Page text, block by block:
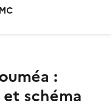
:
schéma